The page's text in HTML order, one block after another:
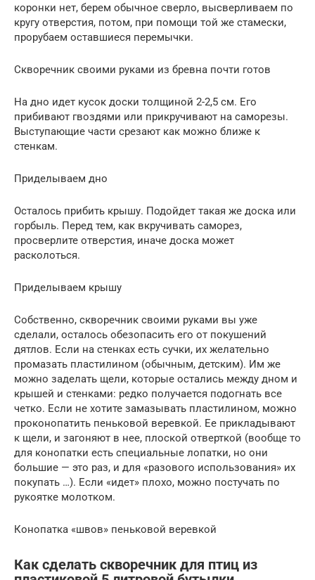
коронки нет, берем обычное сверло, высверливаем по
кругу отверстия, потом, при помощи той же стамески,
прорубаем оставшиеся перемычки.
Скворечник своими руками из бревна почти готов
На дно идет кусок доски толщиной 2-2,5 см. Его
прибивают гвоздями или прикручивают на саморезы.
Выступающие части срезают как можно ближе к
стенкам.
Приделываем дно
Осталось прибить крышу. Подойдет такая же доска или
горбыль. Перед тем, как вкручивать саморез,
просверлите отверстия, иначе доска может
расколоться.
Приделываем крышу
Собственно, скворечник своими руками вы уже
сделали, осталось обезопасить его от покушений
дятлов. Если на стенках есть сучки, их желательно
промазать пластилином (обычным, детским). Им же
можно заделать щели, которые остались между дном и
крышей и стенками: редко получается подогнать все
четко. Если не хотите замазывать пластилином, можно
проконопатить пеньковой веревкой. Ее прикладывают
к щели, и загоняют в нее, плоской отверткой (вообще то
для конопатки есть специальные лопатки, но они
большие — это раз, и для «разового использования» их
покупать …). Если «идет» плохо, можно постучать по
рукоятке молотком.
Конопатка «швов» пеньковой веревкой
Как сделать скворечник для птиц из